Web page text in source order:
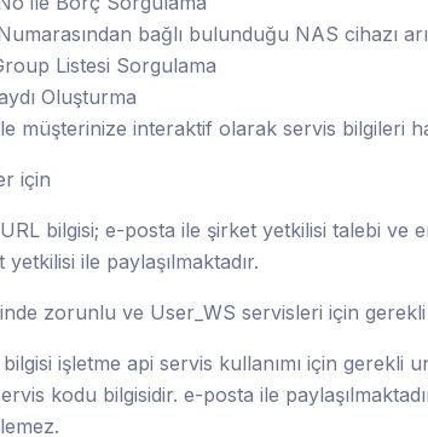
bağlı bulunduğu NAS cihazı
Listesi Sorgulama
Oluşturma
müşterinize interaktif olarak servis bilgileri
için
bilgisi; e-posta ile şirket yetkilisi talebi ve
ile paylaşılmaktadır.
zorunlu ve User_WS servisleri için gerekli
işletme api servis kullanımı için gerekli
kodu bilgisidir. e-posta ile